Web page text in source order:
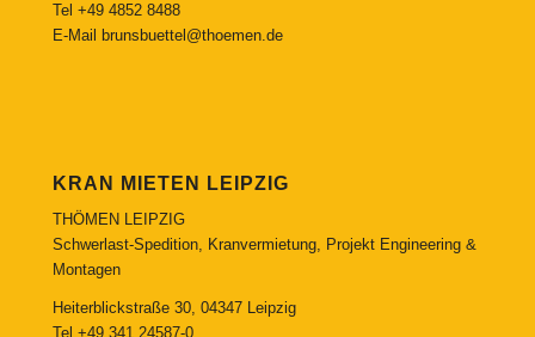
Tel +49 4852 8488
E-Mail
brunsbuettel@thoemen.de
KRAN MIETEN LEIPZIG
THÖMEN LEIPZIG
Schwerlast-Spedition, Kranvermietung, Projekt Engineering &
Montagen
Heiterblickstraße 30, 04347 Leipzig
Tel +49 341 24587-0